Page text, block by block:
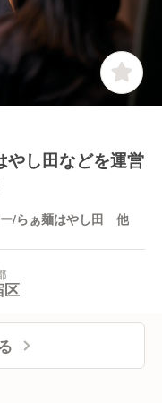
証グロース市場に
アップしていきたい
」ことを大切にし
幸せになってほし
山の人も幸せにで
げるのはスタッ
やし田などを運営
/らぁ麺はやし田 他
区